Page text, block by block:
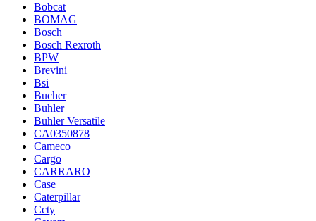
Bobcat
BOMAG
Bosch
Bosch Rexroth
BPW
Brevini
Bsi
Bucher
Buhler
Buhler Versatile
CA0350878
Cameco
Cargo
CARRARO
Case
Caterpillar
Ccty